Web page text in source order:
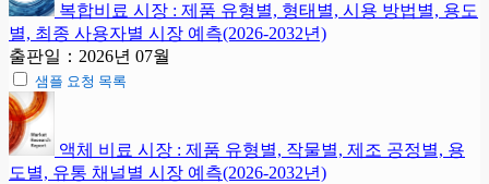
복합비료 시장 : 제품 유형별, 형태별, 시용 방법별, 용도
별, 최종 사용자별 시장 예측(2026-2032년)
출판일：2026년 07월
샘플 요청 목록
액체 비료 시장 : 제품 유형별, 작물별, 제조 공정별, 용
도별, 유통 채널별 시장 예측(2026-2032년)